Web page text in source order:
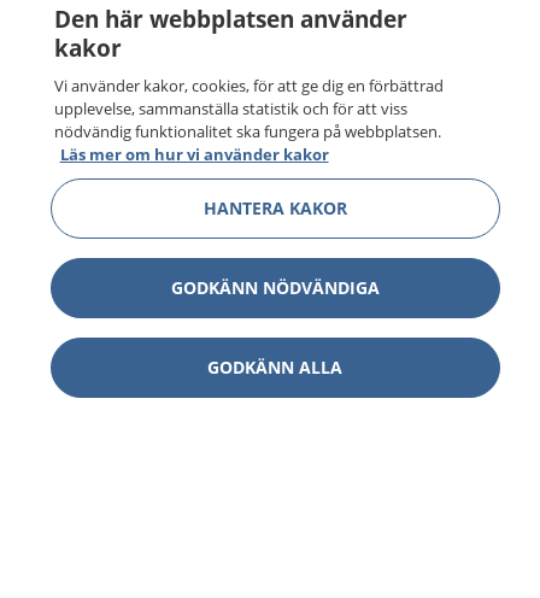
Den här webbplatsen använder
kakor
Vi använder kakor, cookies, för att ge dig en förbättrad
upplevelse, sammanställa statistik och för att viss
nödvändig funktionalitet ska fungera på webbplatsen.
Läs mer om hur vi använder kakor
HANTERA KAKOR
GODKÄNN NÖDVÄNDIGA
GODKÄNN ALLA